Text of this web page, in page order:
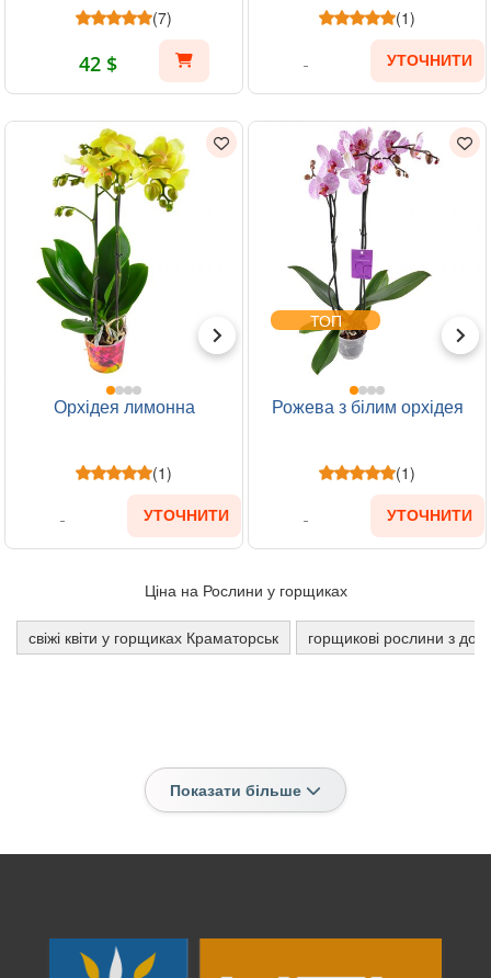
(7)
42 $
(1)
УТОЧНИТИ
Орхідея лимонна
(1)
УТОЧНИТИ
ТОП
Рожева з білим орхідея
(1)
УТОЧНИТИ
Ціна на Рослини у горщиках
свіжі квіти у горщиках Краматорськ горщикові рослини з
Показати більше